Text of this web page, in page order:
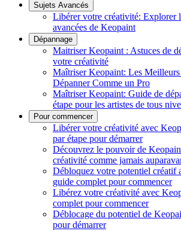
Sujets Avancés
Libérer votre créativité: Explorer
avancées de Keopaint
Dépannage
Maitriser Keopaint : Astuces de
votre créativité
Maîtriser Keopaint: Les
Dépanner Comme un Pro
Maîtriser Keopaint: Guide de
étape pour les artistes de tous
Pour commencer
Libérer votre créativité avec
par étape pour démarrer
Découvrez le pouvoir de
créativité comme jamais
Débloquez votre potentiel créatif
guide complet pour commencer
Libérez votre créativité avec
complet pour commencer
Déblocage du potentiel de
pour démarrer